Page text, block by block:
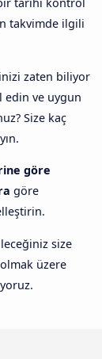
tarihi kontrol
takvimde ilgili
zaten biliyor
edin ve uygun
Size kaç
göre
göre
size
üzere